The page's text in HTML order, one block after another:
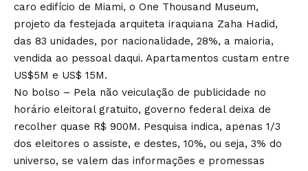
caro edifício de Miami, o One Thousand Museum,
projeto da festejada arquiteta iraquiana Zaha Hadid,
das 83 unidades, por nacionalidade, 28%, a maioria,
vendida ao pessoal daqui. Apartamentos custam entre
US$5M e US$ 15M.
No bolso – Pela não veiculação de publicidade no
horário eleitoral gratuito, governo federal deixa de
recolher quase R$ 900M. Pesquisa indica, apenas 1/3
dos eleitores o assiste, e destes, 10%, ou seja, 3% do
universo, se valem das informações e promessas